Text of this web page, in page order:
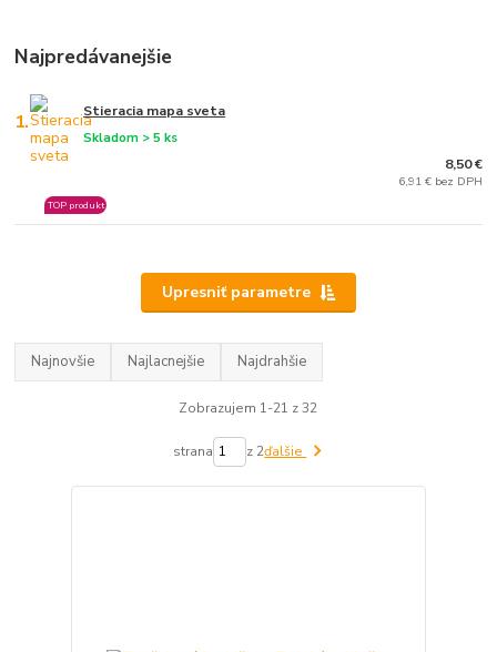
Najpredávanejšie
1. Stieracia mapa sveta
Skladom > 5 ks
TOP produkt
8,50 €
6,91 € bez DPH
Upresniť parametre
Najnovšie Najlacnejšie Najdrahšie
Zobrazujem 1-21 z 32
strana z 2ďalšie